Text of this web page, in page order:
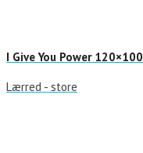
I Give You Power 120×100
Lærred - store